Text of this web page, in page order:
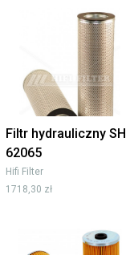
Filtr hydrauliczny SH
62065
Hifi Filter
1718,30 zł